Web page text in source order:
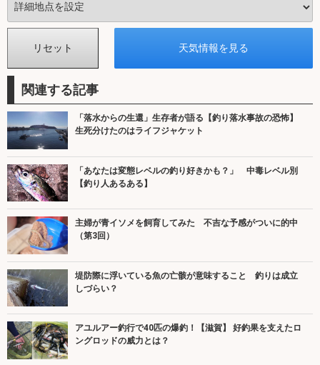
関連する記事
「落水からの生還」生存者が語る【釣り落水事故の恐怖】
生死分けたのはライフジャケット
「あなたは変態レベルの釣り好きかも？」 中毒レベル別
【釣り人あるある】
主婦が青イソメを飼育してみた 不吉な予感がついに的中
（第3回）
堤防際に浮いている魚の亡骸が意味すること 釣りは成立
しづらい？
アユルアー釣行で40匹の爆釣！【滋賀】 好釣果を支えたロ
ングロッドの威力とは？